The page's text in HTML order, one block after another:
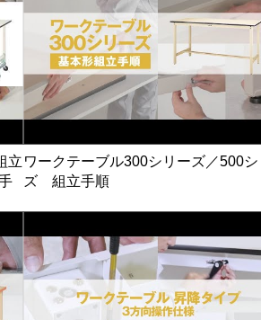
立 ワークテーブル300シリーズ／500シ
ズ 組立手順